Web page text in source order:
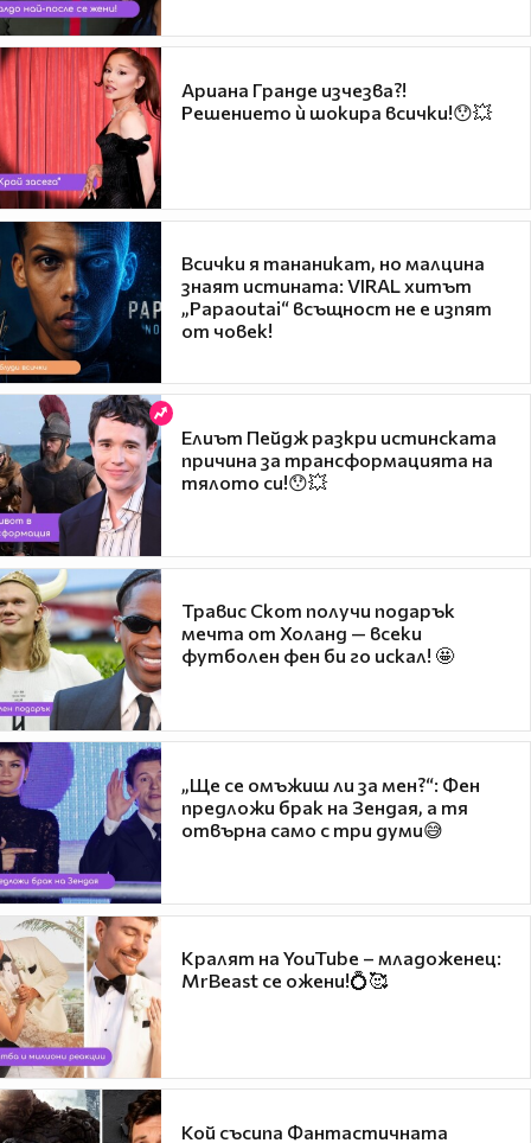
Ариана Гранде изчезва?!
Решението ѝ шокира всички!😯💥
Всички я тананикат, но малцина
знаят истината: VIRAL хитът
„Papaoutai“ всъщност не е изпят
от човек!
Елиът Пейдж разкри истинската
причина за трансформацията на
тялото си!😯💥
Травис Скот получи подарък
мечта от Холанд — всеки
футболен фен би го искал! 🤩
„Ще се омъжиш ли за мен?“: Фен
предложи брак на Зендая, а тя
отвърна само с три думи😅
Кралят на YouTube – младоженец:
MrBeast се ожени!💍🥰
Кой съсипа Фантастичната